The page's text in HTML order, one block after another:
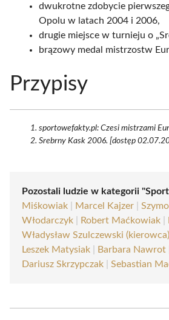
dwukrotne zdobycie
Opolu w latach 2004 i 2006,
drugie miejsce w turnieju o
brązowy medal mistrzostw
Przypisy
sportowefakty.pl: Czesi mistrzami
Srebrny Kask 2006. [dostęp
Pozostali ludzie w kategorii
Miśkowiak
Marcel Kajzer |
Włodarczyk
Robert Maćkowiak
Władysław Szulczewski (kierowca)
Leszek Matysiak
Barbara Nawrot
Dariusz Skrzypczak |Sebastian